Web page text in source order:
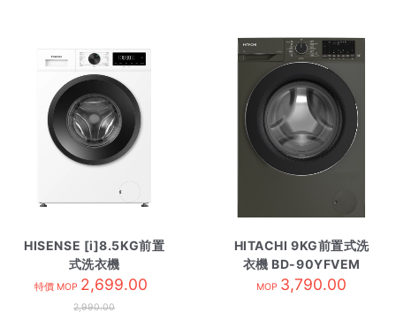
HISENSE [i]8.5KG前置
式洗衣機
WF1I8542BWP
特價 MOP 2,699.00
2,990.00
HITACHI 9KG前置式洗
衣機 BD-90YFVEM
MOP 3,790.00